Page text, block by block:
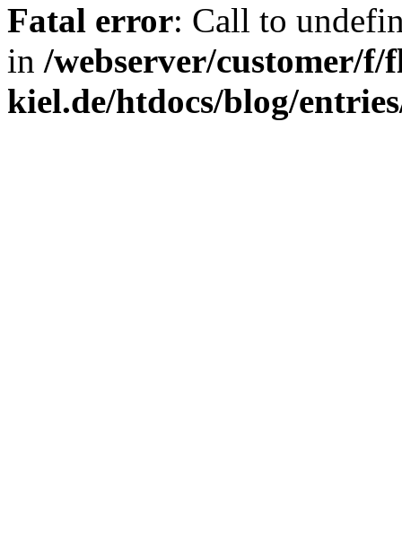
Fatal error: Call to
in /webserver/customer/
kiel.de/htdocs/blog/